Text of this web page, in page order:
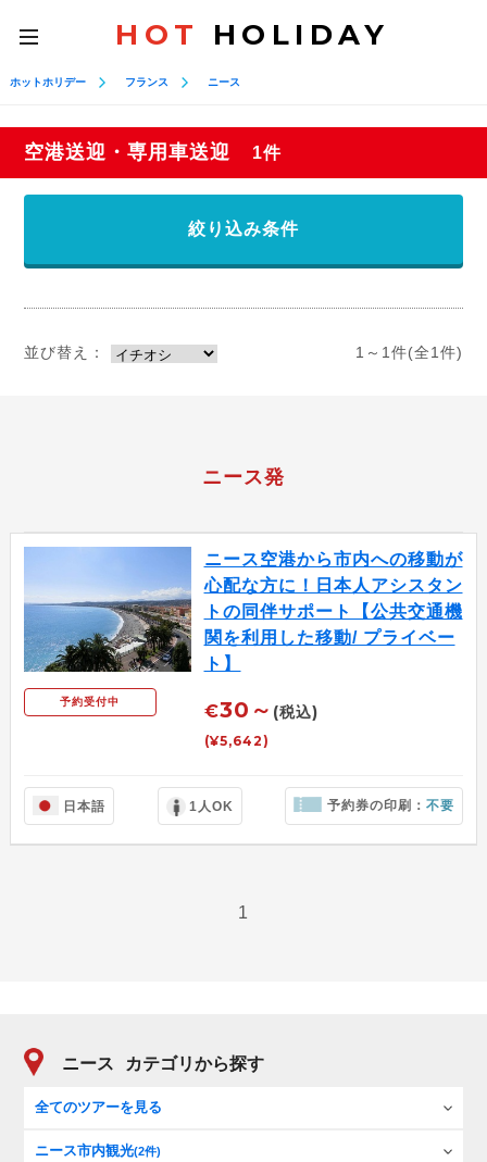
toggle
navigation
HOT HOLIDAY
ホットホリデー フランス ニース
空港送迎・専用車送迎 1件
絞り込み条件
並び替え： 1～1件(全1件)
ニース発
予約受付中
ニース空港から市内への移動が
心配な方に！日本人アシスタン
トの同伴サポート【公共交通機
関を利用した移動/ プライベー
ト】
€30～ (税込)
(¥5,642)
日本語 1人OK 予約券の印刷：不要
1
ニース カテゴリから探す
全てのツアーを見る
ニース市内観光(2件)